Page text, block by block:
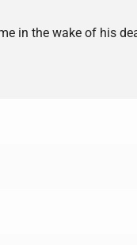
in the wake of his